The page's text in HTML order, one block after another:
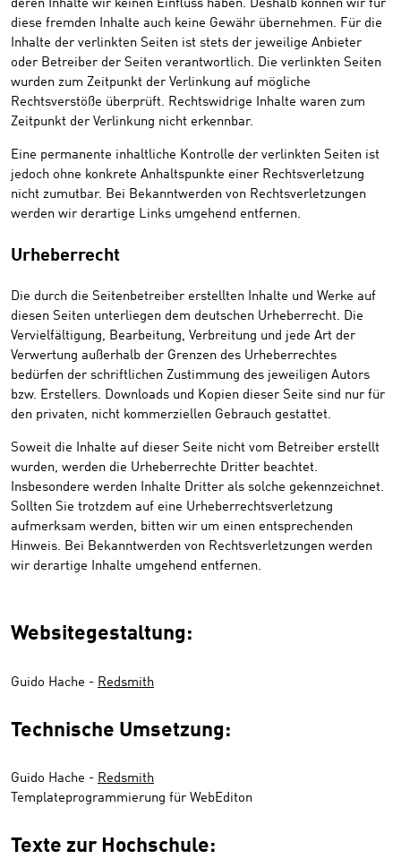
deren Inhalte wir keinen Einfluss haben. Deshalb können wir für
diese fremden Inhalte auch keine Gewähr übernehmen. Für die
Inhalte der verlinkten Seiten ist stets der jeweilige Anbieter
oder Betreiber der Seiten verantwortlich. Die verlinkten Seiten
wurden zum Zeitpunkt der Verlinkung auf mögliche
Rechtsverstöße überprüft. Rechtswidrige Inhalte waren zum
Zeitpunkt der Verlinkung nicht erkennbar.
Eine permanente inhaltliche Kontrolle der verlinkten Seiten ist
jedoch ohne konkrete Anhaltspunkte einer Rechtsverletzung
nicht zumutbar. Bei Bekanntwerden von Rechtsverletzungen
werden wir derartige Links umgehend entfernen.
Urheberrecht
Die durch die Seitenbetreiber erstellten Inhalte und Werke auf
diesen Seiten unterliegen dem deutschen Urheberrecht. Die
Vervielfältigung, Bearbeitung, Verbreitung und jede Art der
Verwertung außerhalb der Grenzen des Urheberrechtes
bedürfen der schriftlichen Zustimmung des jeweiligen Autors
bzw. Erstellers. Downloads und Kopien dieser Seite sind nur für
den privaten, nicht kommerziellen Gebrauch gestattet.
Soweit die Inhalte auf dieser Seite nicht vom Betreiber erstellt
wurden, werden die Urheberrechte Dritter beachtet.
Insbesondere werden Inhalte Dritter als solche gekennzeichnet.
Sollten Sie trotzdem auf eine Urheberrechtsverletzung
aufmerksam werden, bitten wir um einen entsprechenden
Hinweis. Bei Bekanntwerden von Rechtsverletzungen werden
wir derartige Inhalte umgehend entfernen.
Websitegestaltung:
Guido Hache - Redsmith
Technische Umsetzung:
Guido Hache - Redsmith
Templateprogrammierung für WebEditon
Texte zur Hochschule: